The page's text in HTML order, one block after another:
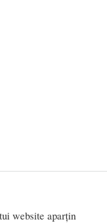
website aparțin